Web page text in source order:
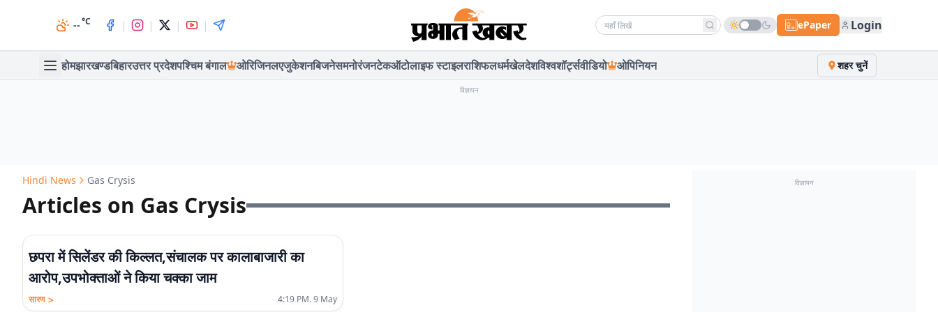
--°C | | | | Search news ePaper Login
होमझारखण्डबिहारउत्तर प्रदेशपश्चिम बंगाल ओरिजिनलएजुकेशनबिजनेसमनोरंजनटेकऑटोलाइफ स्टाइलराशिफलधर्मखेलदेशविश्वशॉर्ट्सवीडियो ओपिनियन शहर चुनें
विज्ञापन
Hindi News Gas Crysis
Articles on Gas Crysis
छपरा में सिलेंडर की किल्लत,संचालक पर कालाबाजारी का
आरोप,उपभोक्ताओं ने किया चक्का जाम
सारण > 4:19 PM. 9 May
विज्ञापन